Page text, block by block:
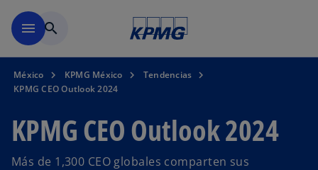
menu search
México KPMG México
Tendencias
KPMG CEO Outlook 2024
KPMG CEO Outlook 2024
Más de 1,300 CEO globales comparten sus